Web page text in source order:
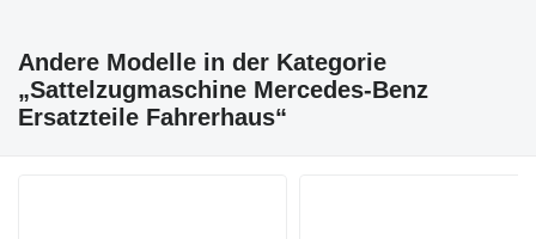
Andere Modelle in der Kategorie
„Sattelzugmaschine Mercedes-Benz
Ersatzteile Fahrerhaus“